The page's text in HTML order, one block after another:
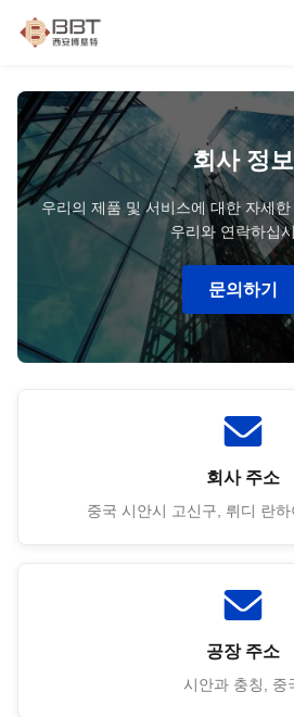
회사 정보
우리의 제품 및 서비스에 대한 자세
우리와 연락하십
문의하기
회사 주소
중국 시안시 고신구, 뤼디 란
공장 주소
시안과 충칭, 중